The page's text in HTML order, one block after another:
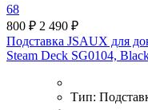
68
800 ₽ 2 490 ₽
Подставка JSAUX для
Steam Deck SG0104,
Тип: